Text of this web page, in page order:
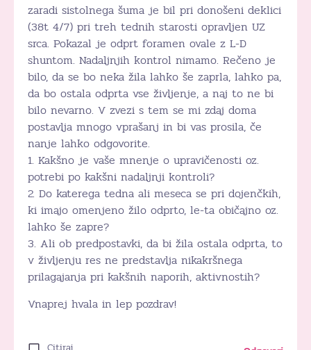
zaradi sistolnega šuma je bil pri donošeni deklici
(38t 4/7) pri treh tednih starosti opravljen UZ
srca. Pokazal je odprt foramen ovale z L-D
shuntom. Nadaljnjih kontrol nimamo. Rečeno je
bilo, da se bo neka žila lahko še zaprla, lahko pa,
da bo ostala odprta vse življenje, a naj to ne bi
bilo nevarno. V zvezi s tem se mi zdaj doma
postavlja mnogo vprašanj in bi vas prosila, če
nanje lahko odgovorite.
1. Kakšno je vaše mnenje o upravičenosti oz.
potrebi po kakšni nadaljnji kontroli?
2. Do katerega tedna ali meseca se pri dojenčkih,
ki imajo omenjeno žilo odprto, le-ta običajno oz.
lahko še zapre?
3. Ali ob predpostavki, da bi žila ostala odprta, to
v življenju res ne predstavlja nikakršnega
prilagajanja pri kakšnih naporih, aktivnostih?
Vnaprej hvala in lep pozdrav!